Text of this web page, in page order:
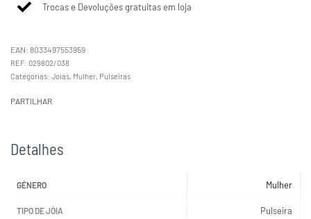
Trocas e Devoluções gratuitas em loja
EAN: 8033497553959
029802/038
Categorias: Joias, Mulher, Pulseiras
PARTILHAR
Detalhes
GÉNERO Mulher
TIPO DE JÓIA Pulseira